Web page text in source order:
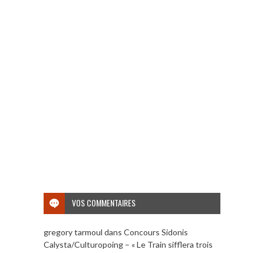
VOS COMMENTAIRES
gregory tarmoul dans Concours Sidonis
Calysta/Culturopoing – « Le Train sifflera trois